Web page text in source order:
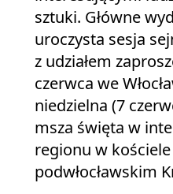
sztuki. Główne
uroczysta sesja
z udziałem
czerwca we
niedzielna (7
msza święta w
regionu w
podwłocławskim